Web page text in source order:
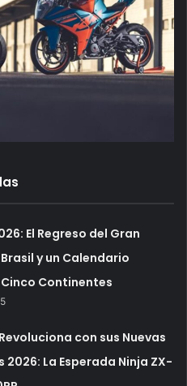
El Regreso del Gran
y un Calendario
Continentes
con sus Nuevas
2026: La Esperada Ninja ZX-